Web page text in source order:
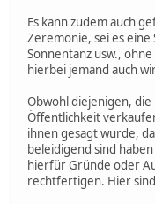
Es kann zudem auch
Zeremonie, sei es eine
Sonnentanz usw.,
hierbei jemand auch
Obwohl diejenigen,
Öffentlichkeit
ihnen gesagt wurde,
beleidigend sind
hierfür Gründe oder
rechtfertigen. Hier